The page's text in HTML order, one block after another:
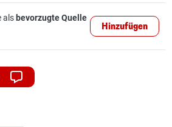
als bevorzugte Quelle
Hinzufügen